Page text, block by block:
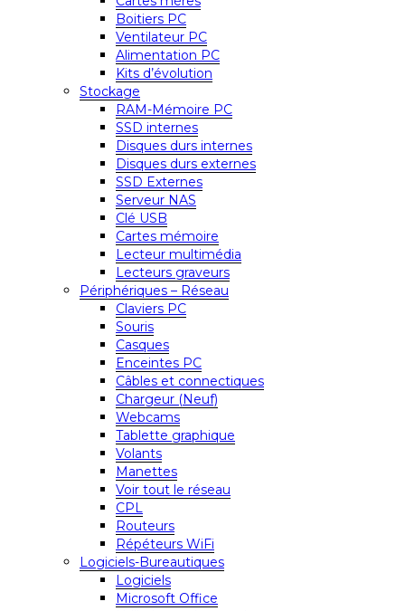
Boitiers PC
Ventilateur PC
Alimentation PC
Kits d’évolution
Stockage
RAM-Mémoire PC
SSD internes
Disques durs internes
Disques durs externes
SSD Externes
Serveur NAS
Clé USB
Cartes mémoire
Lecteur multimédia
Lecteurs graveurs
Périphériques – Réseau
Claviers PC
Souris
Casques
Enceintes PC
Câbles et connectiques
Chargeur (Neuf)
Webcams
Tablette graphique
Volants
Manettes
Voir tout le réseau
CPL
Routeurs
Répéteurs WiFi
Logiciels-Bureautiques
Logiciels
Microsoft Office